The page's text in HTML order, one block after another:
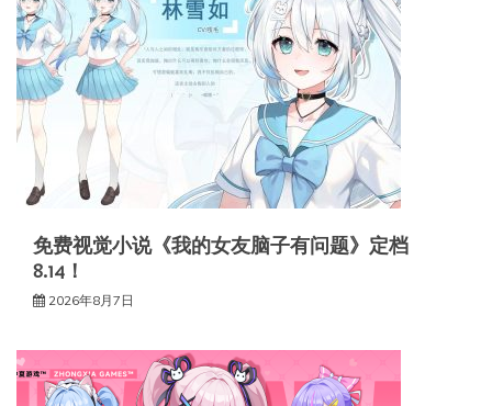
免费视觉小说《我的女友脑子有问题》定档
8.14！
2026年8月7日